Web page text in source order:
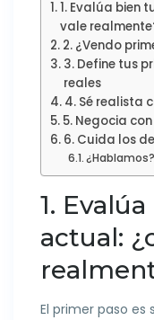
1. Evalúa bien
vale
2. ¿Vendo
3. Define tus
reales
4. Sé realista
5. Negocia
6. Cuida los
¿Hablamos?
1.
actual:
El primer paso